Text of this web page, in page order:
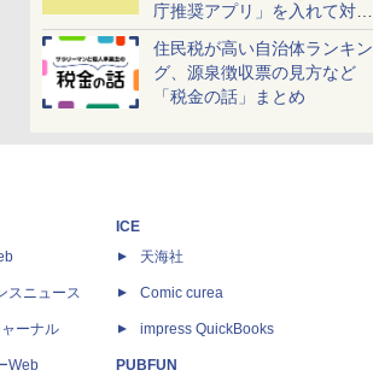
庁推奨アプリ」を入れて対策
しよう！
住民税が高い自治体ランキン
グ、源泉徴収票の見方など
「税金の話」まとめ
スニュース
ーナル
Web
ICE
天海社
Comic curea
impress QuickBooks
PUBFUN